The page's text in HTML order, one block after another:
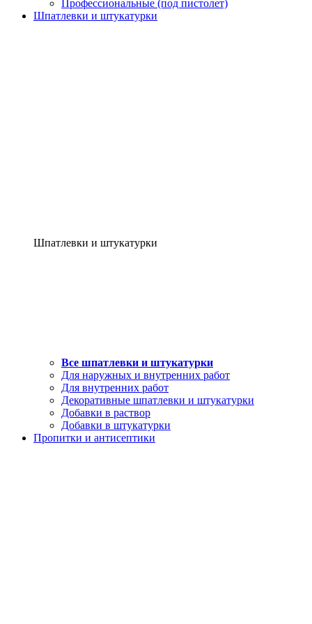
Профессиональные (под пистолет)
Шпатлевки и штукатурки
Шпатлевки и штукатурки
Все шпатлевки и штукатурки
Для наружных и внутренних работ
Для внутренних работ
Декоративные шпатлевки и штукатурки
Добавки в раствор
Добавки в штукатурки
Пропитки и антисептики